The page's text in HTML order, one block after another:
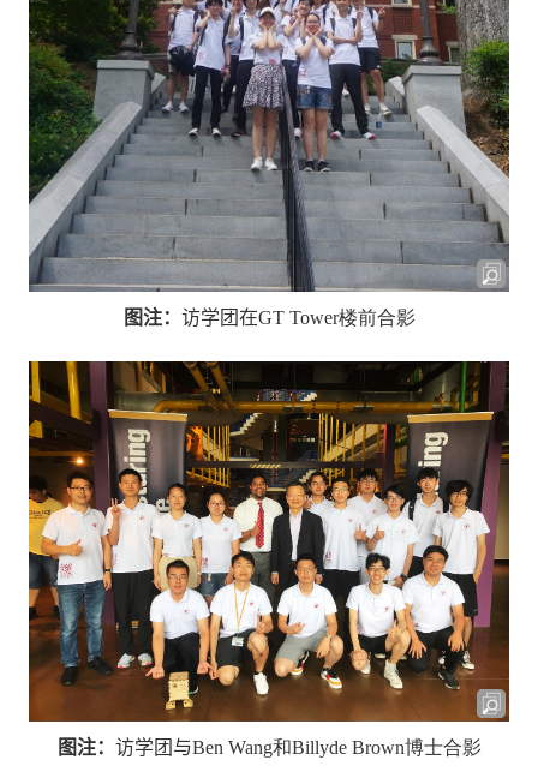
图注： 访学团在GT Tower楼前合影
图注： 访学团与Ben Wang和Billyde Brown博士合影